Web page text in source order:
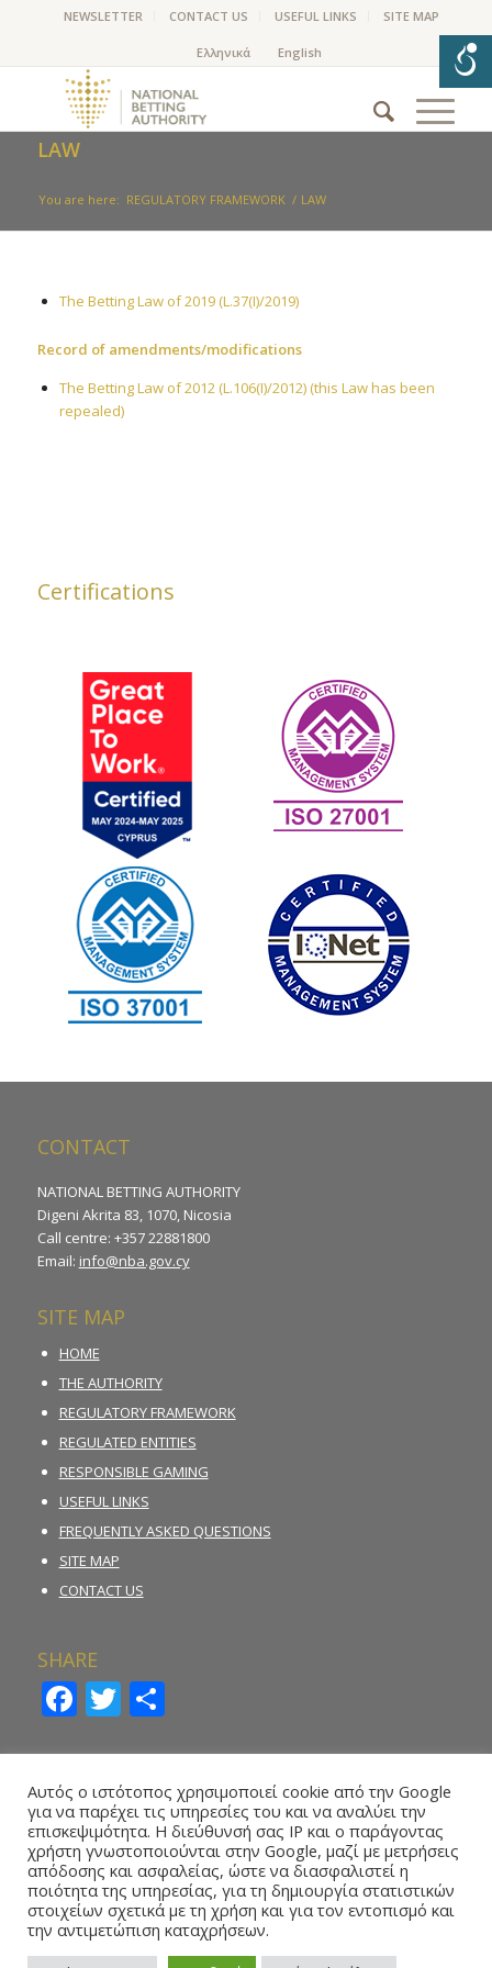
NEWSLETTER CONTACT US USEFUL LINKS SITE MAP
LAW
You are here: REGULATORY FRAMEWORK / LAW
The Betting Law of 2019 (L.37(I)/2019)
Record of amendments/modifications
The Betting Law of 2012 (L.106(I)/2012) (this Law has been
repealed)
Certifications
CONTACT
NATIONAL BETTING AUTHORITY
Digeni Akrita 83, 1070, Nicosia
Call centre: +357 22881800
Email: info@nba.gov.cy
SITE MAP
HOME
THE AUTHORITY
REGULATORY FRAMEWORK
REGULATED ENTITIES
RESPONSIBLE GAMING
USEFUL LINKS
FREQUENTLY ASKED QUESTIONS
SITE MAP
CONTACT US
SHARE
Facebook
Twitter
Share
REPORT ILLEGAL GAMBLING ACTIVITY
ONLINE REPORTING FORM – WHISTLEBLOWING
Αυτός ο ιστότοπος χρησιμοποιεί cookie από την Google
για να παρέχει τις υπηρεσίες του και να αναλύει την
επισκεψιμότητα. Η διεύθυνσή σας IP και ο παράγοντας
χρήστη γνωστοποιούνται στην Google, μαζί με μετρήσεις
απόδοσης και ασφαλείας, ώστε να διασφαλιστεί η
ποιότητα της υπηρεσίας, για τη δημιουργία στατιστικών
στοιχείων σχετικά με τη χρήση και για τον εντοπισμό και
την αντιμετώπιση καταχρήσεων.